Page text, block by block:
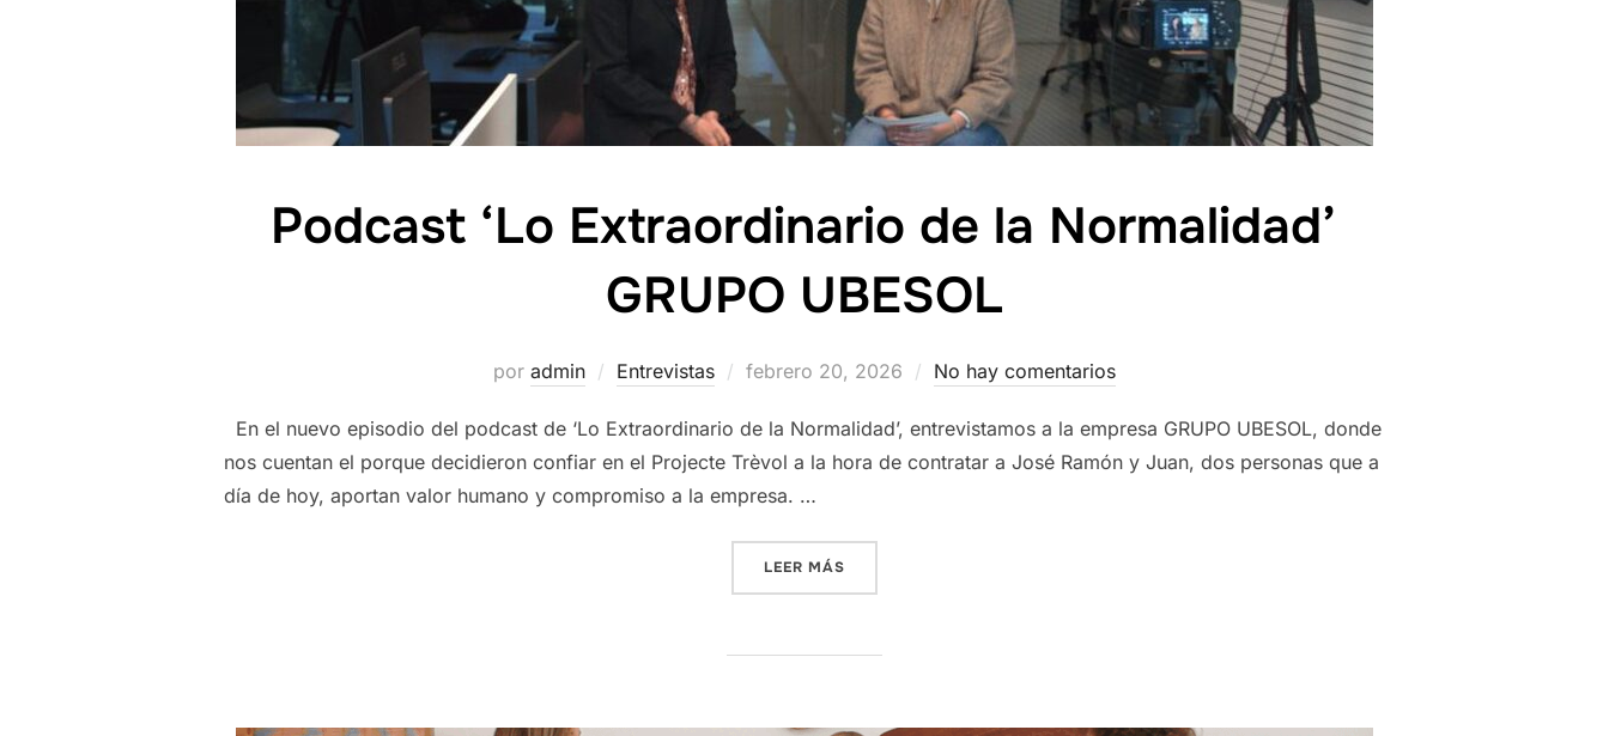
Podcast ‘Lo Extraordinario de la Normalidad’
GRUPO UBESOL
por admin Entrevistas
Publicado
febrero 20, 2026 No hay comentarios
En el nuevo episodio del podcast de ‘Lo Extraordinario de la Normalidad’, entrevistamos a la empresa GRUPO UBESOL, donde
nos cuentan el porque decidieron confiar en el Projecte Trèvol a la hora de contratar a José Ramón y Juan, dos personas que a
día de hoy, aportan valor humano y compromiso a la empresa. …
LEER MÁS